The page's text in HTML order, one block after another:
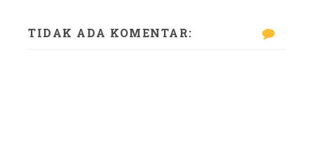
TIDAK ADA KOMENTAR: